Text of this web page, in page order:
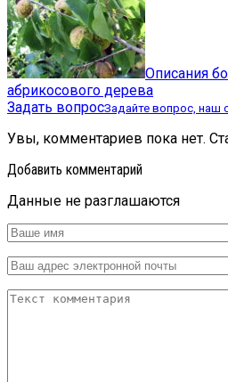
Описания
абрикосового дерева
Задать вопросЗадайте вопрос, наш
Увы, комментариев пока нет.
Добавить комментарий
Данные не разглашаются